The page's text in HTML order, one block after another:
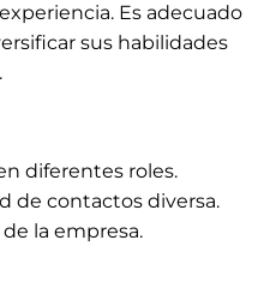
Es adecuado
sus habilidades
diferentes roles.
de contactos diversa.
la empresa.